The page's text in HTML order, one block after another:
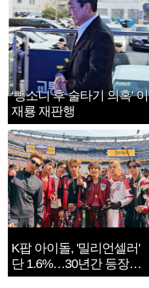
‘뺑소니 후 술타기 의혹’ 이
재룡 재판행
K팝 아이돌, '밀리언셀러'
단 1.6%…30년간 등장
1182개팀 전수조사